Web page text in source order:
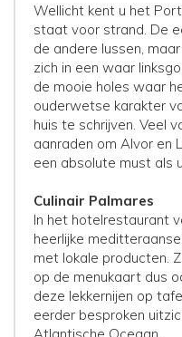
Wellicht kent u het
staat voor strand. De
de andere lussen,
zich in een waar
de mooie holes waar
ouderwetse karakter
huis te schrijven. Veel
aanraden om Alvor en
een absolute must als
Culinair Palmares
In het hotelrestaurant
heerlijke
met lokale producten.
op de menukaart dus
deze lekkernijen op
eerder besproken
Atlantische Oceaan.